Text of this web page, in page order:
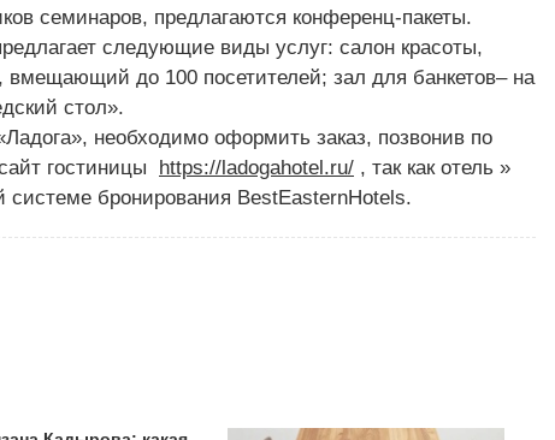
семинаров, предлагаются конференц-пакеты.
следующие виды услуг: салон красоты,
вмещающий до 100 посетителей; зал для банкетов– на
стол».
необходимо оформить заказ, позвонив по
гостиницы https://ladogahotel.ru/ , так как отель »
системе бронирования BestEasternHotels.